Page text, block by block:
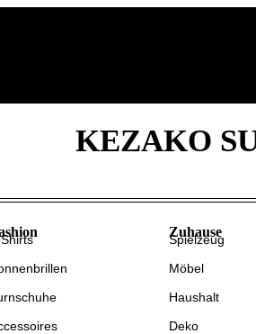
KEZAKO
Zuhause
Spielzeug
Möbel
Haushalt
Deko